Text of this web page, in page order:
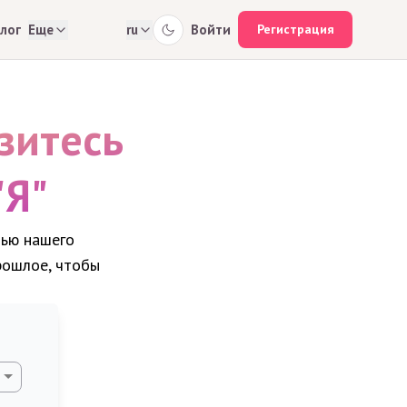
Еще ru Войти Регистрация
нашего
чтобы